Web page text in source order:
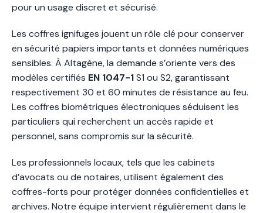
pour un usage discret et sécurisé.
Les coffres ignifuges jouent un rôle clé pour conserver
en sécurité papiers importants et données numériques
sensibles. À Altagène, la demande s’oriente vers des
modèles certifiés EN 1047-1S1 ou S2, garantissant
respectivement 30 et 60 minutes de résistance au feu.
Les coffres biométriques électroniques séduisent les
particuliers qui recherchent un accès rapide et
personnel, sans compromis sur la sécurité.
Les professionnels locaux, tels que les cabinets
d’avocats ou de notaires, utilisent également des
coffres-forts pour protéger données confidentielles et
archives. Notre équipe intervient régulièrement dans le